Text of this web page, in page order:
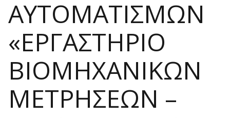
ΑΥΤΟΜΑΤΙΣΜΩΝ
«ΕΡΓΑΣΤΗΡΙΟ
ΒΙΟΜΗΧΑΝΙΚΩΝ
ΜΕΤΡΗΣΕΩΝ –